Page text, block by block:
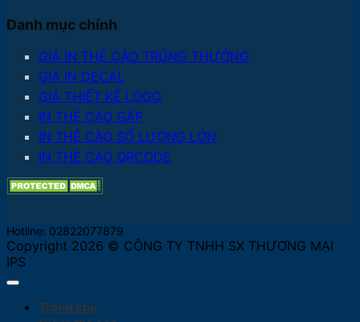
Danh mục chính
GIÁ IN THẺ CÀO TRÚNG THƯỞNG
GIÁ IN DECAL
GIÁ THIẾT KẾ LOGO
IN THẺ CÀO GẤP
IN THẺ CÀO SỐ LƯỢNG LỚN
IN THẺ CÀO QRCODE
Hotline: 02822077879
Copyright 2026 © CÔNG TY TNHH SX THƯƠNG MẠI
IPS
Trang chủ